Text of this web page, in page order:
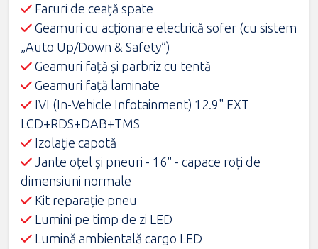
Faruri de ceață spate
Geamuri cu acționare electrică sofer (cu sistem
„Auto Up/Down & Safety”)
Geamuri faţă şi parbriz cu tentă
Geamuri față laminate
IVI (In-Vehicle Infotainment) 12.9" EXT
LCD+RDS+DAB+TMS
Izolaţie capotă
Jante oţel şi pneuri - 16" - capace roţi de
dimensiuni normale
Kit reparație pneu
Lumini pe timp de zi LED
Lumină ambientală cargo LED